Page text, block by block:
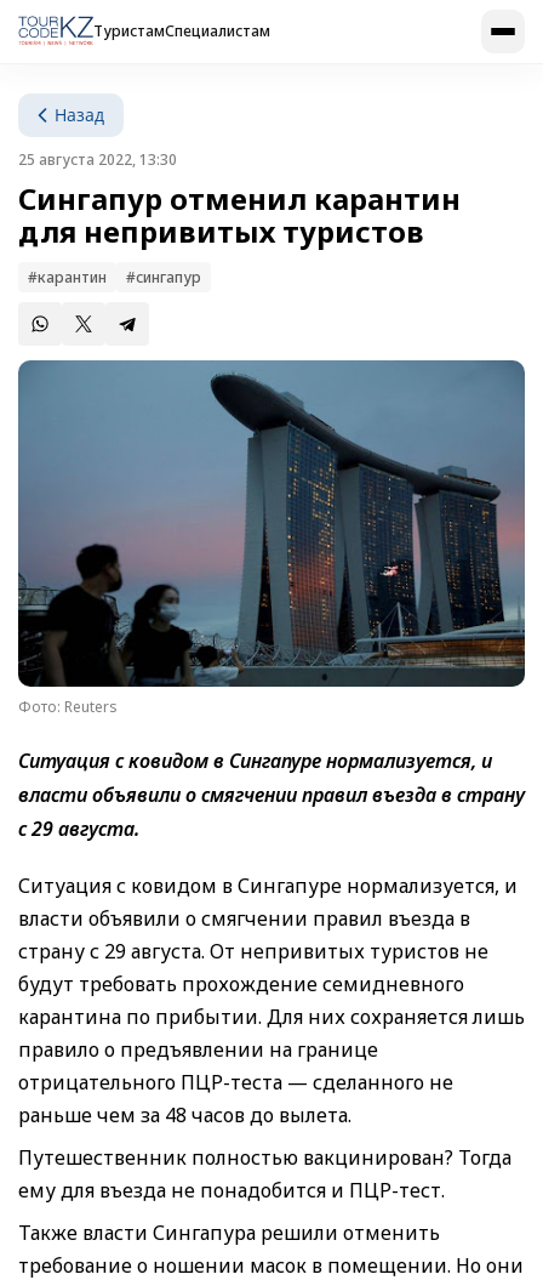
ТуристамСпециалистам
Назад
25 августа 2022, 13:30
Сингапур отменил карантин
для непривитых туристов
#карантин #сингапур
Фото: Reuters
Ситуация с ковидом в Сингапуре нормализуется, и
власти объявили о смягчении правил въезда в страну
с 29 августа.
Ситуация с ковидом в Сингапуре нормализуется, и
власти объявили о смягчении правил въезда в
страну с 29 августа. От непривитых туристов не
будут требовать прохождение семидневного
карантина по прибытии. Для них сохраняется лишь
правило о предъявлении на границе
отрицательного ПЦР-теста — сделанного не
раньше чем за 48 часов до вылета.
Путешественник полностью вакцинирован? Тогда
ему для въезда не понадобится и ПЦР-тест.
Также власти Сингапура решили отменить
требование о ношении масок в помещении. Но они